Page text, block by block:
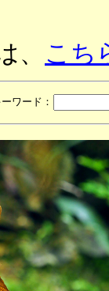
、 こち
ワード：